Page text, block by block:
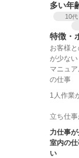
多い年
10代
特徴・
お客様
が少ない
マニュア
の仕事
1人作業
立ち仕
力仕事
室内の
い